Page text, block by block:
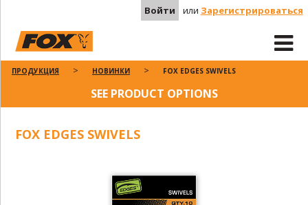
Войти или Зарегистрироваться
ПРОДУКЦИЯ НОВИНКИ FOX EDGES SWIVELS
SEE PRODUCT OPTIONS
FOX EDGES SWIVELS